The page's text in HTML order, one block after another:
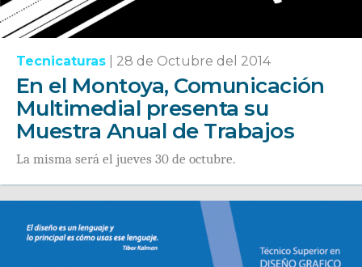
Tecnicaturas 28 de Octubre del 2014
En el Montoya, Comunicación
Multimedial presenta su
Muestra Anual de Trabajos
La misma será el jueves 30 de octubre.